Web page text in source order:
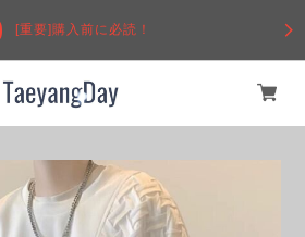
[重要]購入前に必読！